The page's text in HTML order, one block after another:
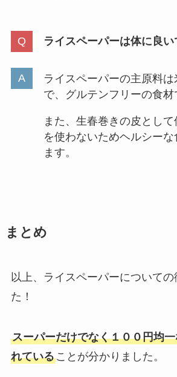
ライスペーパーは体に良い
ライスペーパーの主原料
で、グルテンフリーの食材
また、生春巻きの皮とし
を使わないためヘルシーな
ます。
まとめ
以上、ライスペーパーについての
た！
スーパーだけでなく１００円均
れていることが分かりました。